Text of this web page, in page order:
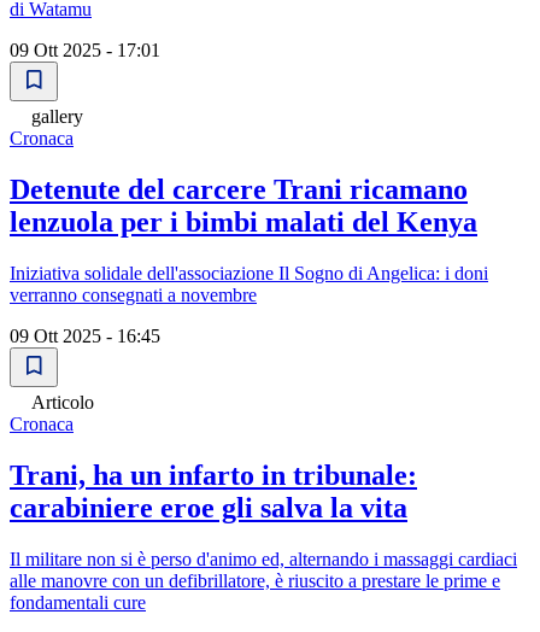
di Watamu
09 Ott 2025 - 17:01
gallery
Cronaca
Detenute del carcere Trani ricamano
lenzuola per i bimbi malati del Kenya
Iniziativa solidale dell'associazione Il Sogno di Angelica: i doni
verranno consegnati a novembre
09 Ott 2025 - 16:45
Articolo
Cronaca
Trani, ha un infarto in tribunale:
carabiniere eroe gli salva la vita
Il militare non si è perso d'animo ed, alternando i massaggi cardiaci
alle manovre con un defibrillatore, è riuscito a prestare le prime e
fondamentali cure